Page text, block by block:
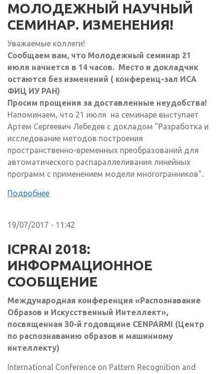
МОЛОДЕЖНЫЙ НАУЧНЫЙ
СЕМИНАР. ИЗМЕНЕНИЯ!
Уважаемые коллеги!
Сообщаем вам, что Молодежный семинар 21
июля начнется в 14 часов. Место и докладчик
остаются без изменений ( конференц-зал ИСА
ФИЦ ИУ РАН)
Просим прощения за доставленные неудобства!
Напоминаем, что 21 июля на семинаре выступает
Артем Сергеевич Лебедев с докладом "Разработка и
исследование методов построения
пространственно-временных преобразований для
автоматического распараллеливания линейных
программ с применением модели многогранников".
Подробнее
19/07/2017 - 11:42
ICPRAI 2018:
ИНФОРМАЦИОННОЕ
СООБЩЕНИЕ
Международная конференция «Распознавание
Образов и Искусственный Интеллект»,
посвященная 30-й годовщине CENPARMI (Центр
по распознаванию образов и машинному
интеллекту)
International Conference on Pattern Recognition and